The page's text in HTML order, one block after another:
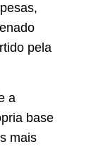
pela
a
base
mais